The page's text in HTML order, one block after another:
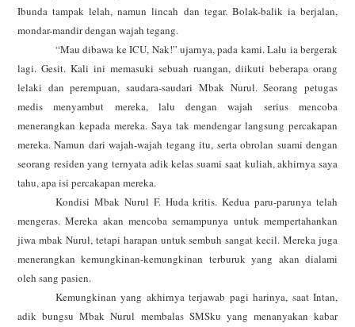
Ibunda tampak lelah, namun lincah dan tegar. Bolak-balik ia berjalan,
mondar-mandir dengan wajah tegang.
“Mau dibawa ke ICU, Nak!” ujarnya, pada kami. Lalu ia bergerak
lagi. Gesit. Kali ini memasuki sebuah ruangan, diikuti beberapa orang
lelaki dan perempuan, saudara-saudari Mbak Nurul. Seorang petugas
medis menyambut mereka, lalu dengan wajah serius mencoba
menerangkan kepada mereka. Saya tak mendengar langsung percakapan
mereka. Namun dari wajah-wajah tegang itu, serta obrolan suami dengan
seorang residen yang ternyata adik kelas suami saat kuliah, akhirnya saya
tahu, apa isi percakapan mereka.
Kondisi Mbak Nurul F. Huda kritis. Kedua paru-parunya telah
mengeras. Mereka akan mencoba semampunya untuk mempertahankan
jiwa mbak Nurul, tetapi harapan untuk sembuh sangat kecil. Mereka juga
menerangkan kemungkinan-kemungkinan terburuk yang akan dialami
oleh sang pasien.
Kemungkinan yang akhirnya terjawab pagi harinya, saat Intan,
adik bungsu Mbak Nurul membalas SMSku yang menanyakan kabar